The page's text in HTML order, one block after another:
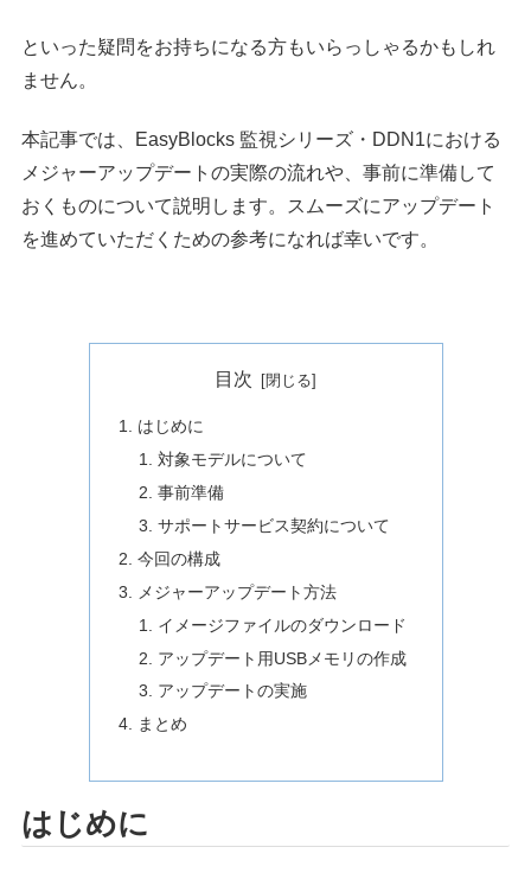
といった疑問をお持ちになる方もいらっしゃるかもしれ
ません。
本記事では、EasyBlocks 監視シリーズ・DDN1における
メジャーアップデートの実際の流れや、事前に準備して
おくものについて説明します。スムーズにアップデート
を進めていただくための参考になれば幸いです。
目次
はじめに
対象モデルについて
事前準備
サポートサービス契約について
今回の構成
メジャーアップデート方法
イメージファイルのダウンロード
アップデート用USBメモリの作成
アップデートの実施
まとめ
はじめに